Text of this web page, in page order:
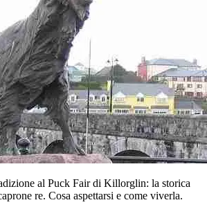
al Puck Fair di Killorglin: la storica
re. Cosa aspettarsi e come viverla.